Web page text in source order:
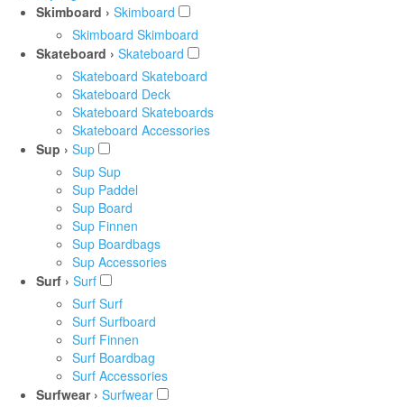
Skimboard › Skimboard
Skimboard Skimboard
Skateboard › Skateboard
Skateboard Skateboard
Skateboard Deck
Skateboard Skateboards
Skateboard Accessories
Sup › Sup
Sup Sup
Sup Paddel
Sup Board
Sup Finnen
Sup Boardbags
Sup Accessories
Surf › Surf
Surf Surf
Surf Surfboard
Surf Finnen
Surf Boardbag
Surf Accessories
Surfwear › Surfwear